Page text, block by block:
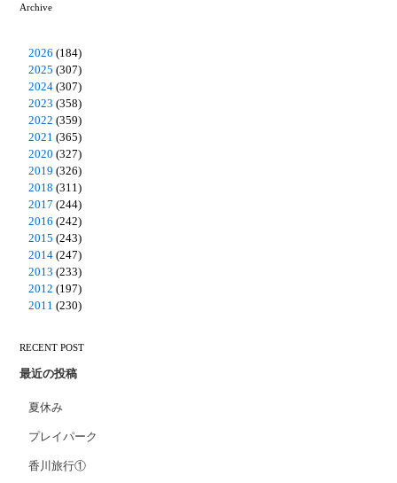
Archive
2026 (184)
2025 (307)
2024 (307)
2023 (358)
2022 (359)
2021 (365)
2020 (327)
2019 (326)
2018 (311)
2017 (244)
2016 (242)
2015 (243)
2014 (247)
2013 (233)
2012 (197)
2011 (230)
RECENT POST
最近の投稿
夏休み
プレイパーク
香川旅行①